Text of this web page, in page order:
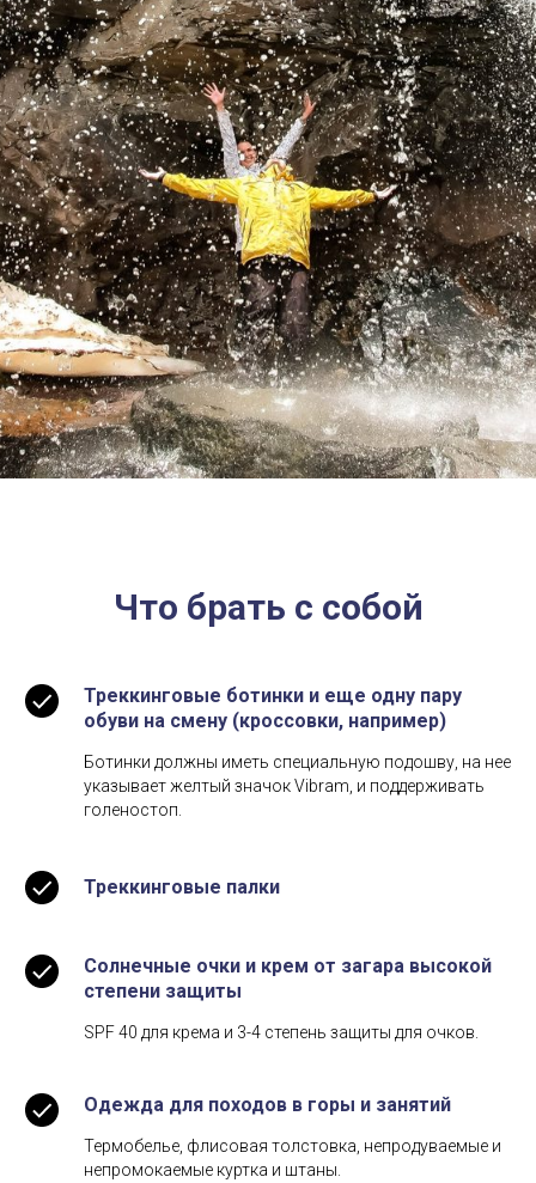
Что брать с собой
Треккинговые ботинки и еще одну пару
обуви на смену (кроссовки, например)
Ботинки должны иметь специальную подошву, на нее
указывает желтый значок Vibram, и поддерживать
голеностоп.
Треккинговые палки
Cолнечные очки и крем от загара высокой
степени защиты
SPF 40 для крема и 3-4 степень защиты для очков.
Одежда для походов в горы и занятий
Термобелье, флисовая толстовка, непродуваемые и
непромокаемые куртка и штаны.